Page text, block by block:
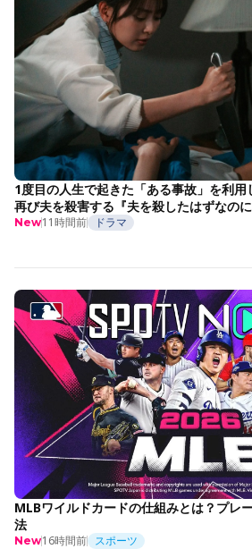
1度目の人生で起きた「ある事故」を利
再び夫を殺害する『夫を殺したはずなの
New11時間前 ドラマ
MLBワイルドカードの仕組みとは？プレ
法
New16時間前 スポーツ